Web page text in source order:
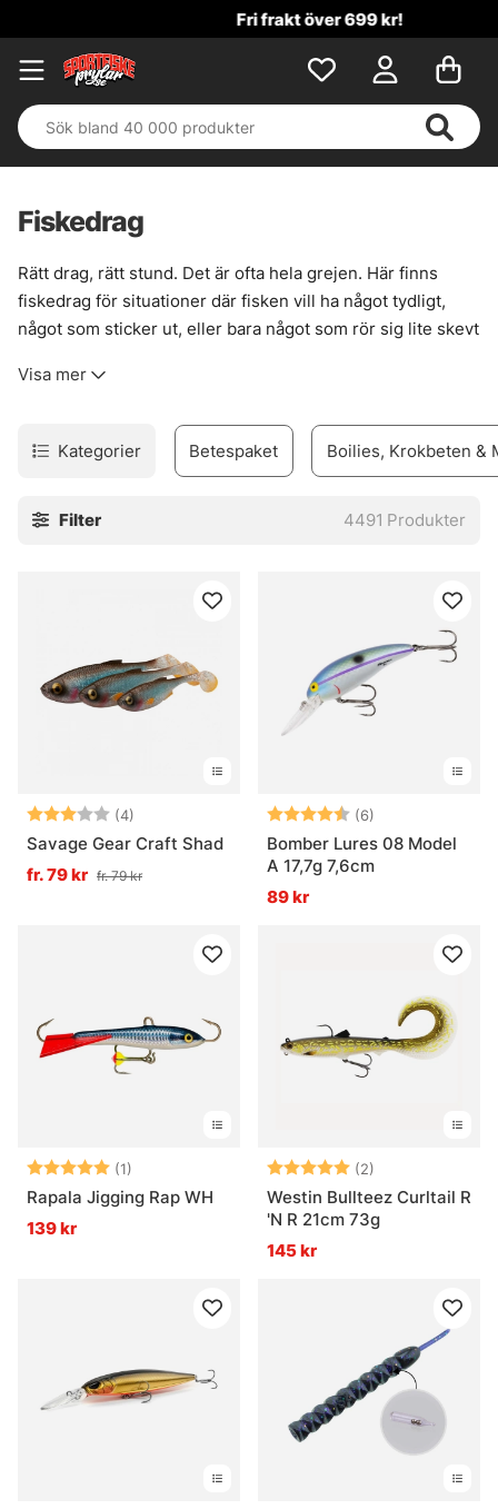
Fri frakt över 699 kr!
Fiskedrag
Rätt drag, rätt stund. Det är ofta hela grejen. Här finns
fiskedrag för situationer där fisken vill ha något tydligt,
något som sticker ut, eller bara något som rör sig lite skevt
strömfåror, för gös när ljuset faller. Sortimentet är brett
funktion vid vattnet.
För den som gillar att styra presentationen själv finns
ett jämnt, slingrande spår är
ett säkert val i
kort. Små skillnader. Stor effekt.
Jerkbaits Tailbeten Wobblers
Vanliga frågor om fiskedrag
Vad är ett fiskedrag?
Vad är ett jerkbait?
Vad är en wobbler?
Visa mer
Kategorier Betespaket Boilies, Krokbeten &
Filter 4491 Produkter
Betyg: (4)
3.0 utav 5 stjärnor
Savage Gear Craft Shad
fr. 79 kr fr. 79 kr
Betyg: (6)
Bomber Lures 08 Model
A 17,7g 7,6cm
89 kr
Betyg: (1)
5.0 utav 5 stjärnor
Rapala Jigging Rap WH
139 kr
Betyg: (2)
Westin Bullteez Curltail R
'N R 21cm 73g
145 kr